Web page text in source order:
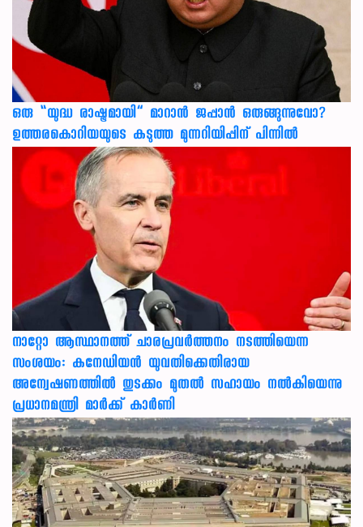
ഒരു “യുദ്ധ രാഷ്ട്രമായി” മാറാൻ ജപ്പാൻ ഒരുങ്ങുന്നുവോ?
ഉത്തരകൊറിയയുടെ കടുത്ത മുന്നറിയിപ്പിന് പിന്നിൽ
നാറ്റോ ആസ്ഥാനത്ത് ചാരപ്രവര്‍ത്തനം നടത്തിയെന്ന
സംശയം: കനേഡിയന്‍ യുവതിക്കെതിരായ
അന്വേഷണത്തില്‍ തുടക്കം മുതല്‍ സഹായം നല്‍കിയെന്നു
പ്രധാനമന്ത്രി മാര്‍ക്ക് കാര്‍ണി